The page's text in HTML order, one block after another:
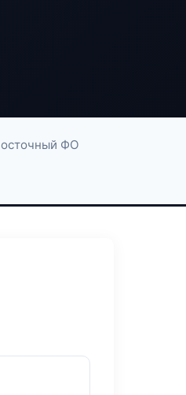
ФО